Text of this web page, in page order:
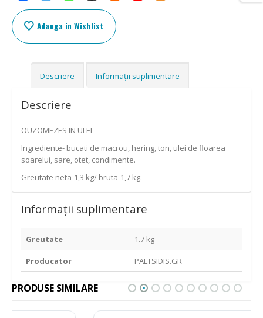
Adauga in Wishlist
Descriere Informații suplimentare
Descriere
OUZOMEZES IN ULEI
Ingrediente- bucati de macrou, hering, ton, ulei de floarea
soarelui, sare, otet, condimente.
Greutate neta-1,3 kg/ bruta-1,7 kg.
Informații suplimentare
Greutate 1.7 kg
Producator PALTSIDIS.GR
PRODUSE SIMILARE